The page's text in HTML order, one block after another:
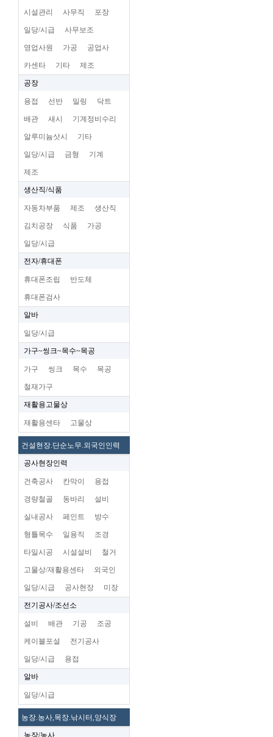
시설관리 사무직 포장
일당/시급 사무보조
영업사원 가공 공업사
카센타 기타 제조
공장
용접 선반 밀링 닥트
배관 새시 기계정비수리
알루미늄삿시 기타
일당/시급 금형 기계
제조
생산직/식품
자동차부품 제조 생산직
김치공장 식품 가공
일당/시급
전자/휴대폰
휴대폰조립 반도체
휴대폰검사
알바
일당/시급
가구~씽크~목수~목공
가구 씽크 목수 목공
철재가구
재활용고물상
재활용센타 고물상
건설현장.단순노무.외국인인력
공사현장인력
건축공사 칸막이 용접
경량철골 동바리 설비
실내공사 페인트 방수
형틀목수 일용직 조경
타일시공 시설설비 철거
고물상/재활용센타 외국인
일당/시급 공사현장 미장
전기공사/조선소
설비 배관 기공 조공
케이블포설 전기공사
일당/시급 용접
알바
일당/시급
농장.농사,목장.낚시터,양식장
농장/농사